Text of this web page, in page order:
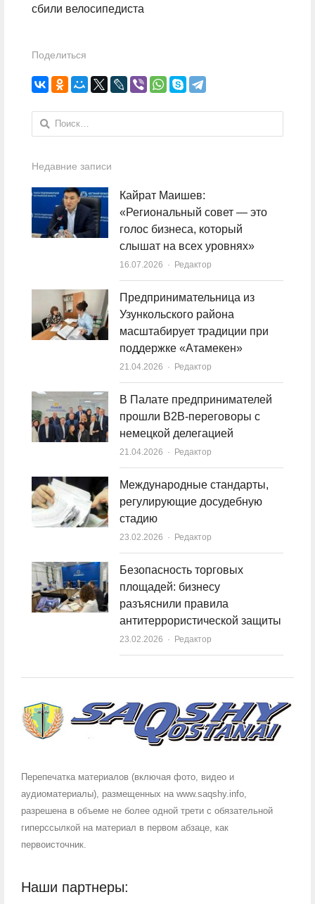
сбили велосипедиста
Поделиться
Найти:
Недавние записи
Кайрат Маишев:
«Региональный совет — это
голос бизнеса, который
слышат на всех уровнях»
16.07.2026 Author
Редактор
Предпринимательница из
Узункольского района
масштабирует традиции при
поддержке «Атамекен»
21.04.2026 Author
Редактор
В Палате предпринимателей
прошли B2B-переговоры с
немецкой делегацией
21.04.2026 Author
Редактор
Международные стандарты,
регулирующие досудебную
стадию
23.02.2026 Author
Редактор
Безопасность торговых
площадей: бизнесу
разъяснили правила
антитеррористической защиты
23.02.2026 Author
Редактор
Перепечатка материалов (включая фото, видео и
аудиоматериалы), размещенных на www.saqshy.info,
разрешена в объеме не более одной трети с обязательной
гиперссылкой на материал в первом абзаце, как
первоисточник.
Наши партнеры: